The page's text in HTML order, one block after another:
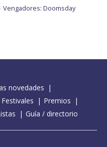
Vengadores: Doomsday
novedades
Festivales
Premios
Guía / directorio